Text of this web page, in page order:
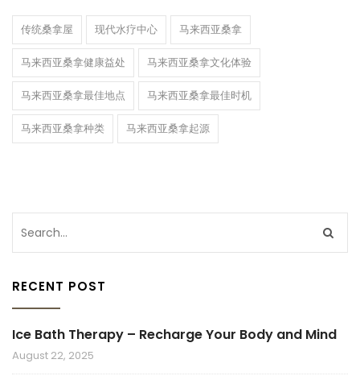
传统桑拿屋 现代水疗中心 马来西亚桑拿
马来西亚桑拿健康益处 马来西亚桑拿文化体验
马来西亚桑拿最佳地点 马来西亚桑拿最佳时机
马来西亚桑拿种类 马来西亚桑拿起源
RECENT POST
Ice Bath Therapy – Recharge Your Body and Mind
August 22, 2025